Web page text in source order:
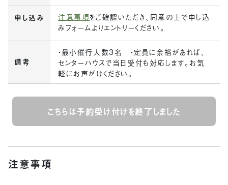
申し込み 注意事項をご確認いただき、同意の上で申し込
みフォームよりエントリーください。
備考
・最小催行人数3名 ・定員に余裕があれば、
センターハウスで当日受付も対応します。お気
軽にお声がけください。
こちらは予約受け付けを終了しました
注意事項